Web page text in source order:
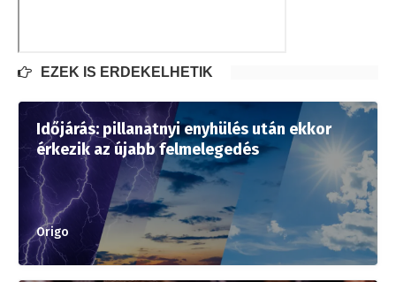
EZEK IS ÉRDEKELHETIK
Időjárás: pillanatnyi enyhülés után ekkor
érkezik az újabb felmelegedés
Origo